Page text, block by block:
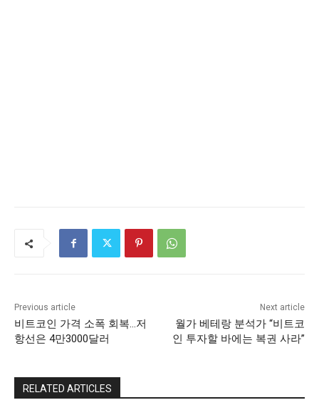
Previous article
비트코인 가격 소폭 회복…저
항선은 4만3000달러
Next article
월가 베테랑 분석가 “비트코
인 투자할 바에는 복권 사라”
RELATED ARTICLES